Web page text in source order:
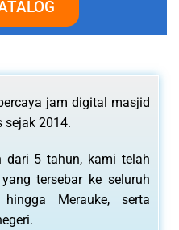
jam digital masjid
2014.
dari 5 tahun, kami telah
tersebar ke seluruh
Merauke, serta